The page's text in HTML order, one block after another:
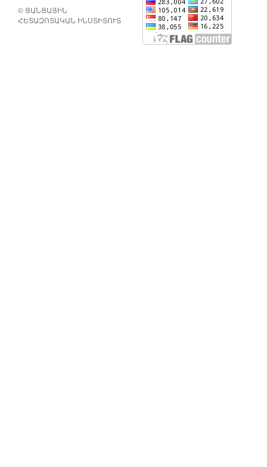
© ՑԱՆՑԱՅԻՆ
ՀԵՏԱԶՈՏԱԿԱՆ ԻՆՍՏԻՏՈՒՏ